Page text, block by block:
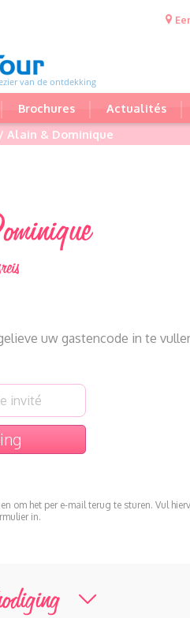
van de ontdekking
Brochures Actualités
/ Alain & Dominique
uw gastencode in te
om het per e-mail terug te sturen. Vul
in.